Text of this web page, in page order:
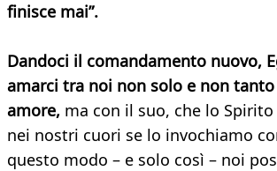
finisce mai”.
Dandoci il comandamento nuovo,
amarci tra noi non solo e non
amore, ma con il suo, che lo
nei nostri cuori se lo invochiamo
questo modo – e solo così – noi